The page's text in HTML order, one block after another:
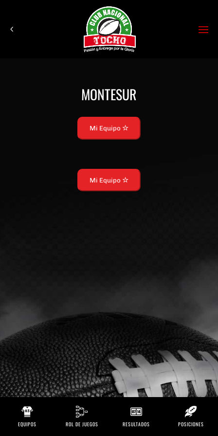
MONTESUR
Mi Equipo
Mi Equipo
EQUIPOS ROL DE JUEGOS RESULTADOS POSICIONES